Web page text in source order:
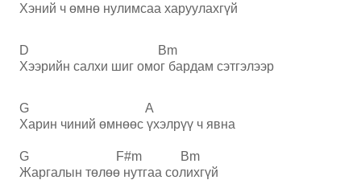
Хэний ч өмнө нулимсаа харуулахгүй
D Bm
Хээрийн салхи шиг омог бардам сэтгэлээр
G A
Харин чиний өмнөөс үхэлрүү ч явна
G F#m Bm
Жаргалын төлөө нутгаа солихгүй